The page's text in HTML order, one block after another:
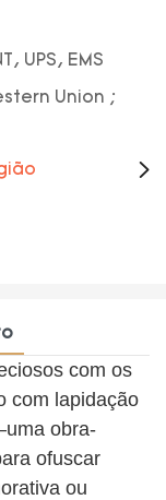
UPS, EMS
Union ;
com os
com lapidação
obra-
ofuscar
ou